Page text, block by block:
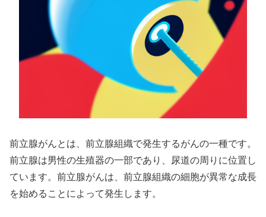
前立腺がんとは、前立腺組織で発生するがんの一種です。
前立腺は男性の生殖器の一部であり、尿道の周りに位置し
ています。前立腺がんは、前立腺組織の細胞が異常な成長
を始めることによって発生します。